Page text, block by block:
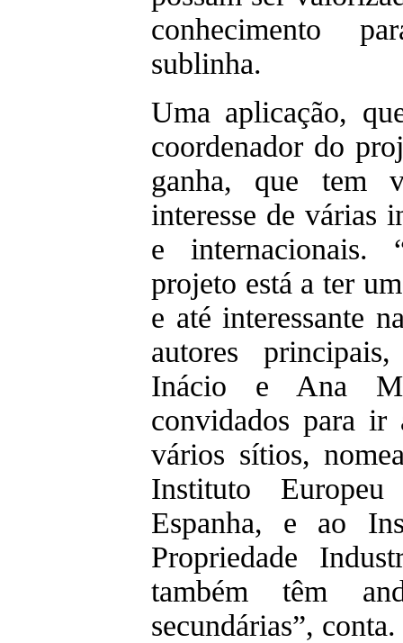
conhecimento
sublinha.
Uma aplicação,
coordenador do
ganha, que tem
interesse de várias
e internacionais.
projeto está a ter
e até interessante
autores
Inácio e Ana
convidados para ir
vários sítios,
Instituto
Espanha, e ao
Propriedade
também têm
secundárias”,